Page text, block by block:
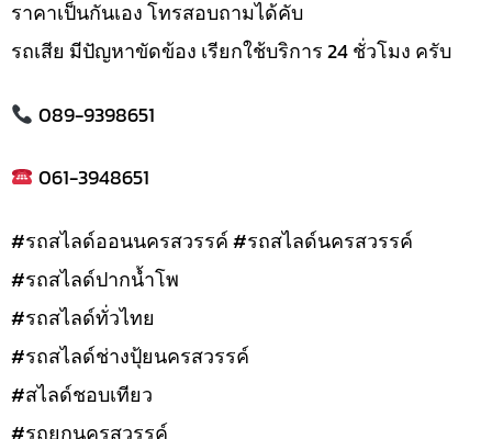
ราคาเป็นกันเอง โทรสอบถามได้คับ
รถเสีย มีปัญหาขัดข้อง เรียกใช้บริการ 24 ชั่วโมง ครับ
089-9398651
061-3948651
#รถสไลด์ออนนครสวรรค์ #รถสไลด์นครสวรรค์
#รถสไลด์ปากน้ำโพ
#รถสไลด์ทั่วไทย
#รถสไลด์ช่างปุ้ยนครสวรรค์
#สไลด์ชอบเทียว
#รถยกนครสวรรค์